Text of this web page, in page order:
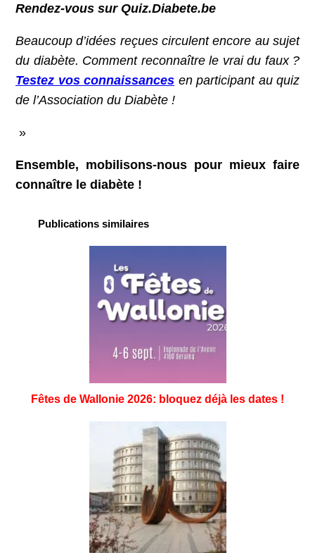
Rendez-vous sur Quiz.Diabete.be
Beaucoup d’idées reçues circulent encore au sujet
du diabète. Comment reconnaître le vrai du faux ?
Testez vos connaissances en participant au quiz
de l’Association du Diabète !
»
Ensemble, mobilisons-nous pour mieux faire
connaître le diabète !
Publications similaires
Fêtes de Wallonie 2026: bloquez déjà les dates !